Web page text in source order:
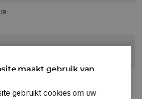
maakt gebruik van
gebruikt cookies om uw